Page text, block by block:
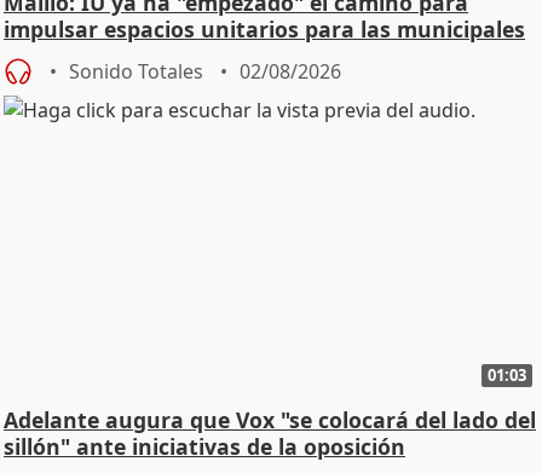
impulsar espacios unitarios para las municipales
Sonido Totales 02/08/2026
01:03
Adelante augura que Vox "se colocará del lado del
sillón" ante iniciativas de la oposición